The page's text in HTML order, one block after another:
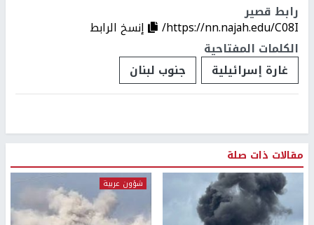
رابط قصير
https://nn.najah.edu/C08I/
إنسخ الرابط
الكلمات المفتاحية
غارة إسرائيلية
جنوب لبنان
مقالات ذات صلة
شؤون عربية